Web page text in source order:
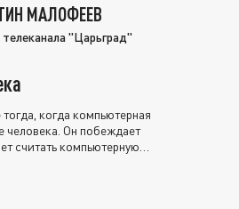
МАЛОФЕЕВ
"Царьград"
когда компьютерная
человека. Он побеждает
считать компьютерную